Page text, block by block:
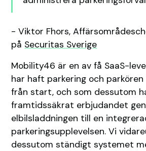
- Viktor Fhors,
på Securitas Sverige
Mobility46 är en av få SaaS-
har haft parkering och
från start, och som dessutom
framtidssäkrat erbjudandet
elbilsladdningen till en
parkeringsupplevelsen. Vi
dessutom ständigt systemet